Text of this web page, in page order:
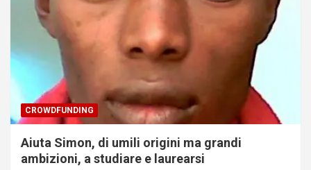
CROWDFUNDING
Aiuta Simon, di umili origini ma grandi
ambizioni, a studiare e laurearsi